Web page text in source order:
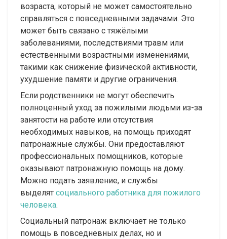
возраста, который не может самостоятельно
справляться с повседневными задачами. Это
может быть связано с тяжёлыми
заболеваниями, последствиями травм или
естественными возрастными изменениями,
такими как снижение физической активности,
ухудшение памяти и другие ограничения.
Если родственники не могут обеспечить
полноценный уход за пожилыми людьми из-за
занятости на работе или отсутствия
необходимых навыков, на помощь приходят
патронажные службы. Они предоставляют
профессиональных помощников, которые
оказывают патронажную помощь на дому.
Можно подать заявление, и службы
выделят социального работника для пожилого
человека.
Социальный патронаж включает не только
помощь в повседневных делах, но и